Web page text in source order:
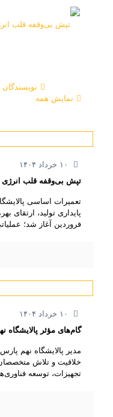
نویسندگان
نمایش همه
۱۰ خرداد ۱۴۰۴
تپش بی‌وقفه قلب انرژی
تعمیرات اساسی
پایداری تولید، ارتقای
فروردین آغاز شد؛
۱۰ خرداد ۱۴۰۴
گام‌های مؤثر
مدیر پالایشگاه نهم پارس
خلاقیت و تلاش
تجهیزات، توسعه